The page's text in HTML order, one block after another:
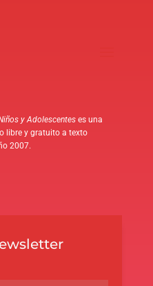
y Adolescenteses una
libre y gratuito a texto
2007.